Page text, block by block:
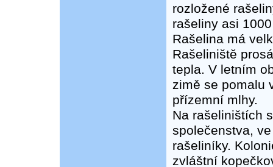
rozložené
rašeliny asi
Rašelina má
Rašeliniště
tepla. V letním
zimě se pomalu
přízemní mlhy.
Na rašeliništích
společenstva,
rašeliníky.
zvláštní